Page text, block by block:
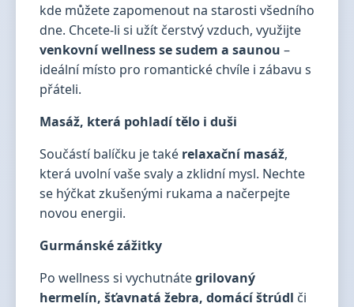
kde můžete zapomenout na starosti všedního
dne. Chcete-li si užít čerstvý vzduch, využijte
venkovní wellness se sudem a saunou –
ideální místo pro romantické chvíle i zábavu s
přáteli.
Masáž, která pohladí tělo i duši
Součástí balíčku je také relaxační masáž,
která uvolní vaše svaly a zklidní mysl. Nechte
se hýčkat zkušenými rukama a načerpejte
novou energii.
Gurmánské zážitky
Po wellness si vychutnátegrilovaný
hermelín, šťavnatá žebra, domácí štrúdl či